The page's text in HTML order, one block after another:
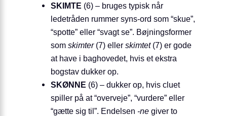
SKIMTE (6) – bruges typisk når
ledetråden rummer syns-ord som “skue”,
“spotte” eller “svagt se”. Bøjningsformer
som skimter(7) eller skimtet(7) er gode
at have i baghovedet, hvis et ekstra
bogstav dukker op.
SKØNNE (6) – dukker op, hvis cluet
spiller på at “overveje”, “vurdere” eller
“gætte sig til”. Endelsen -ne giver to